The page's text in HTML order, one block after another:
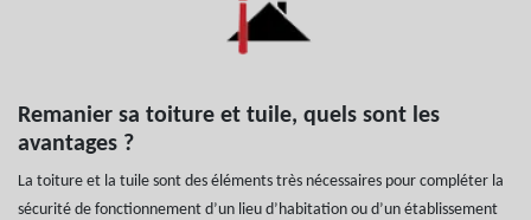
Remanier sa toiture et tuile, quels sont les
avantages ?
La toiture et la tuile sont des éléments très nécessaires pour compléter la
sécurité de fonctionnement d’un lieu d’habitation ou d’un établissement